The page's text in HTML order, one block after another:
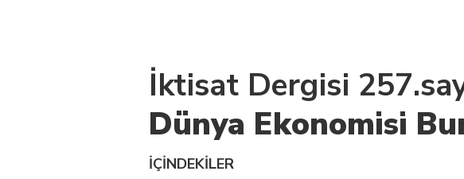
İktisat Dergisi
Dünya Ekonomisi
İÇİNDEKİLER